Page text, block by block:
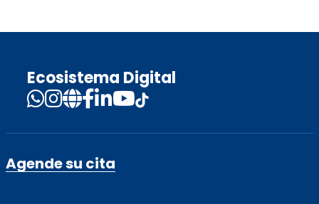
Ecosistema Digital
Agende su cita